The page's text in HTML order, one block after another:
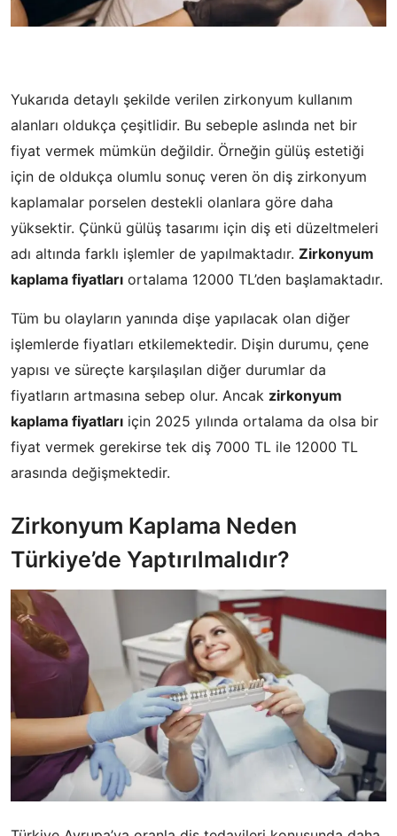
Yukarıda detaylı şekilde verilen zirkonyum kullanım
alanları oldukça çeşitlidir. Bu sebeple aslında net bir
fiyat vermek mümkün değildir. Örneğin gülüş estetiği
için de oldukça olumlu sonuç veren ön diş zirkonyum
kaplamalar porselen destekli olanlara göre daha
yüksektir. Çünkü gülüş tasarımı için diş eti düzeltmeleri
adı altında farklı işlemler de yapılmaktadır. Zirkonyum
kaplama fiyatları ortalama 12000 TL’den başlamaktadır.
Tüm bu olayların yanında dişe yapılacak olan diğer
işlemlerde fiyatları etkilemektedir. Dişin durumu, çene
yapısı ve süreçte karşılaşılan diğer durumlar da
fiyatların artmasına sebep olur. Ancak zirkonyum
kaplama fiyatları için 2025 yılında ortalama da olsa bir
fiyat vermek gerekirse tek diş 7000 TL ile 12000 TL
arasında değişmektedir.
Zirkonyum Kaplama Neden
Türkiye’de Yaptırılmalıdır?